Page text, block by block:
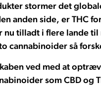
stormer det
anden side, er THC
nu tilladt i flere lande
cannabinoider så
ved med at
som CBD og